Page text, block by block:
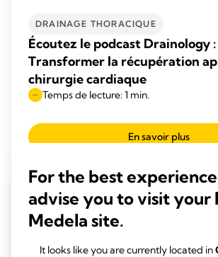
DRAINAGE THORACIQUE
Écoutez le podcast Drainology :
Transformer la récupération
chirurgie cardiaque
Temps de lecture: 1 min.
En savoir plus
For the best
advise you to visit your
Medela site.
It looks like you are currently located in